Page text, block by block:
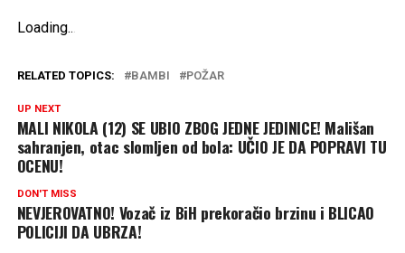
Loading...
RELATED TOPICS: BAMBI POŽAR
UP NEXT
MALI NIKOLA (12) SE UBIO ZBOG JEDNE JEDINICE! Mališan
sahranjen, otac slomljen od bola: UČIO JE DA POPRAVI TU
OCENU!
DON'T MISS
NEVJEROVATNO! Vozač iz BiH prekoračio brzinu i BLICAO
POLICIJI DA UBRZA!